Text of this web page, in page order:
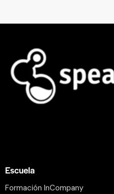
Escuela
Formación InCompany